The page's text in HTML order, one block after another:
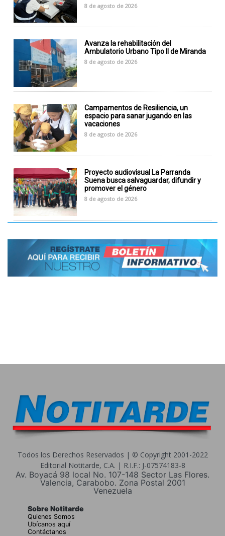
8 de agosto de 2026
Avanza la rehabilitación del
Ambulatorio Urbano Tipo II de Miranda
8 de agosto de 2026
Campamentos de Resiliencia, un
espacio para sanar jugando en las
vacaciones
8 de agosto de 2026
Proyecto audiovisual La Parranda
Suena busca salvaguardar, difundir y
promover el género
8 de agosto de 2026
Todos los Derechos Reservados | © Copyright 2001-2022
Editorial Notitarde, C.A. | R.I.F.: J-07574183-8
Av. Boyacá 98 local No. 107-148 Sector Las Flores.
Valencia, Carabobo. Zona Postal 2001
Venezuela
Sobre Notitarde
Quienes Somos
Ubícanos aquí
Contáctanos